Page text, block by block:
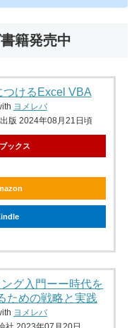
籍発売中
けるExcel VBA
ヨメレバ
版 2024年08月21日頃
ックス
グ入門ーー時代を
ための戦略と実践
ヨメレバ